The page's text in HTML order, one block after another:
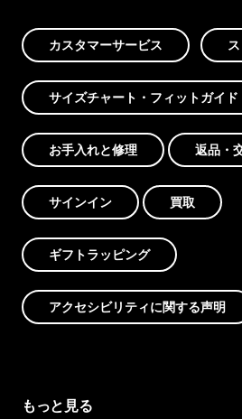
カスタマーサービス
サイズチャート・フィットガイド
お手入れと修理 返品・
サインイン 買取
ギフトラッピング
アクセシビリティに関する声明
もっと見る